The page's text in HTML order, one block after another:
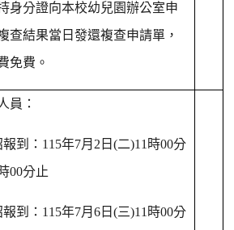
身分證向本校幼兒園辦公室申
查結果當日發還複查申請單，
免費。
員：
到： 115年7月 2 日 (二)11 時00分
00分止
到： 115年7月 6 日 (三)11 時00分